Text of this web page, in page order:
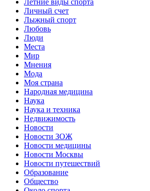
Летние виды спорта
Личный счет
Лыжный спорт
Любовь
Люди
Места
Мир
Мнения
Мода
Моя страна
Народная медицина
Наука
Наука и техника
Недвижимость
Новости
Новости ЗОЖ
Новости медицины
Новости Москвы
Новости путешествий
Образование
Общество